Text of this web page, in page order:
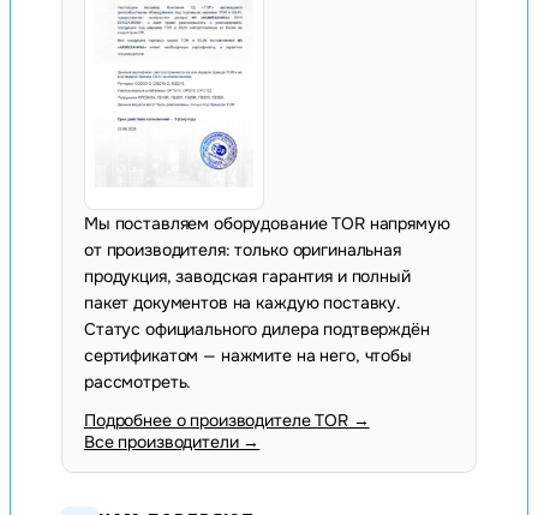
Мы поставляем оборудование TOR напрямую
от производителя: только оригинальная
продукция, заводская гарантия и полный
пакет документов на каждую поставку.
Статус официального дилера подтверждён
сертификатом — нажмите на него, чтобы
рассмотреть.
Подробнее о производителе TOR →
Все производители →